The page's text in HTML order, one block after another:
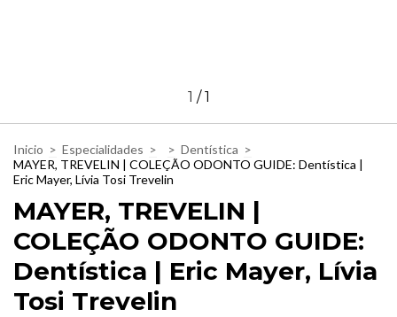
1 /1
Inicio > Especialidades > > Dentística >
MAYER, TREVELIN | COLEÇÃO ODONTO GUIDE: Dentística |
Eric Mayer, Lívia Tosi Trevelin
MAYER, TREVELIN |
COLEÇÃO ODONTO GUIDE:
Dentística | Eric Mayer, Lívia
Tosi Trevelin